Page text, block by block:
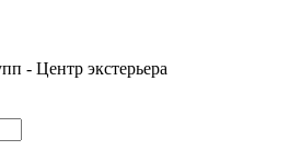
- Центр экстерьера